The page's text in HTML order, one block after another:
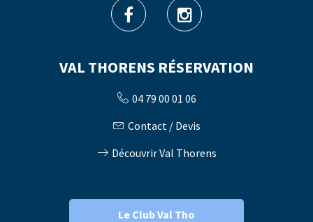
VAL THORENS RÉSERVATION
04 79 00 01 06
Contact / Devis
Découvrir Val Thorens
Le Club Val Tho